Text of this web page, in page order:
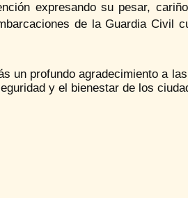
expresando su pesar,
de la Guardia Civil
un profundo agradecimiento a
y el bienestar de los